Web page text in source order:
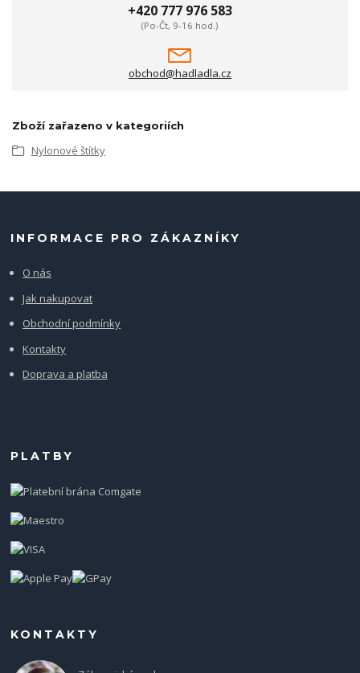
+420 777 976 583
(Po-Čt, 9-16 hod.)
obchod@hadladla.cz
Zboží zařazeno v kategoriích
Nylonové štítky
INFORMACE PRO ZÁKAZNÍKY
O nás
Jak nakupovat
Obchodní podmínky
Kontakty
Doprava a platba
PLATBY
KONTAKTY